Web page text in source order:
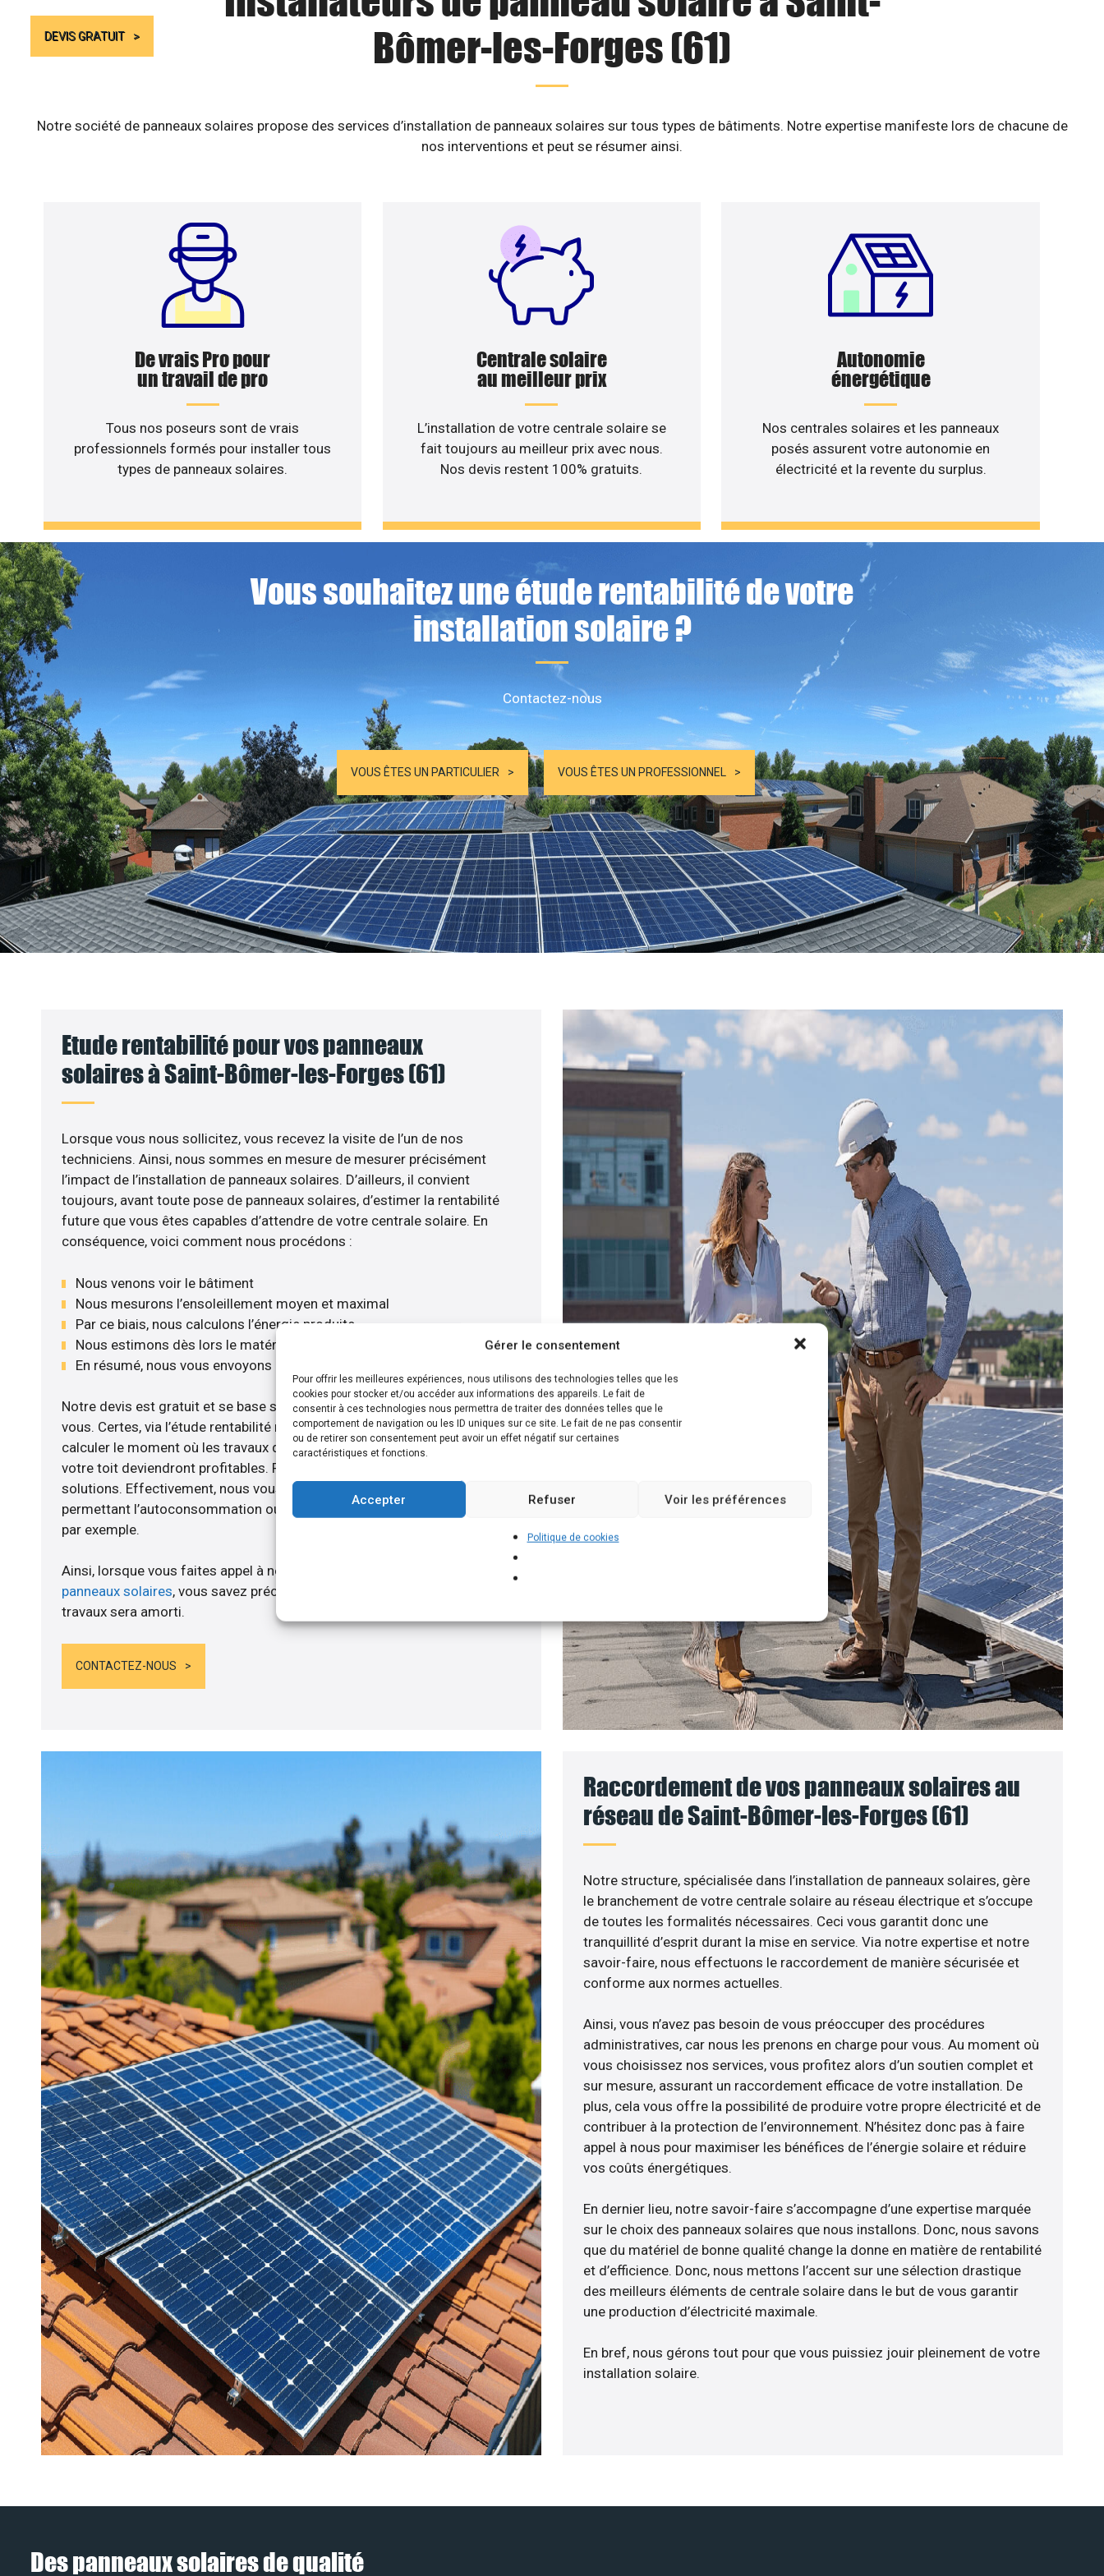
Gérer le consentement
Pour offrir les meilleures expériences, nous utilisons des technologies telles que les
cookies pour stocker et/ou accéder aux informations des appareils. Le fait de
consentir à ces technologies nous permettra de traiter des données telles que le
comportement de navigation ou les ID uniques sur ce site. Le fait de ne pas consentir
ou de retirer son consentement peut avoir un effet négatif sur certaines
caractéristiques et fonctions.
Accepter Refuser Voir les préférences
Politique de cookies
DEVIS GRATUIT
Bômer-les-Forges (61)
Notre société de panneaux solaires propose des services d’installation de panneaux solaires sur tous types de bâtiments. Notre expertise manifeste lors de chacune de
nos interventions et peut se résumer ainsi.
De vrais Pro pour
un travail de pro
Tous nos poseurs sont de vrais
professionnels formés pour installer tous
types de panneaux solaires.
Centrale solaire
au meilleur prix
L’installation de votre centrale solaire se
fait toujours au meilleur prix avec nous.
Nos devis restent 100% gratuits.
Autonomie
énergétique
Nos centrales solaires et les panneaux
posés assurent votre autonomie en
électricité et la revente du surplus.
Vous souhaitez une étude rentabilité de votre
installation solaire ?
Contactez-nous
VOUS ÊTES UN PARTICULIER VOUS ÊTES UN PROFESSIONNEL
Etude rentabilité pour vos panneaux
solaires à Saint-Bômer-les-Forges (61)
Lorsque vous nous sollicitez, vous recevez la visite de l’un de nos
techniciens. Ainsi, nous sommes en mesure de mesurer précisément
l’impact de l’installation de panneaux solaires. D’ailleurs, il convient
toujours, avant toute pose de panneaux solaires, d’estimer la rentabilité
future que vous êtes capables d’attendre de votre centrale solaire. En
conséquence, voici comment nous procédons :
Nous venons voir le bâtiment
Nous mesurons l’ensoleillement moyen et maximal
Par ce biais, nous calculons l’énergie produite
Nous estimons dès lors le matériel le plus adéquat
En résumé, nous vous envoyons notre devis gratuitement
Notre devis est gratuit et se base sur la configuration la plus efficace pour
vous. Certes, via l’étude rentabilité menée, nous sommes capables de
calculer le moment où les travaux d’installation de panneaux solaire sur
votre toit deviendront profitables. Pour cela, nous disposons de plusieurs
solutions. Effectivement, nous vous proposons un branchement
permettant l’autoconsommation ou l’alimentation de batteries solaires,
par exemple.
Ainsi, lorsque vous faites appel à notre structure pour installer vos
panneaux solaires, vous savez précisément au moment où le coût des
travaux sera amorti.
CONTACTEZ-NOUS
Raccordement de vos panneaux solaires au
réseau de Saint-Bômer-les-Forges (61)
Notre structure, spécialisée dans l’installation de panneaux solaires, gère
le branchement de votre centrale solaire au réseau électrique et s’occupe
de toutes les formalités nécessaires. Ceci vous garantit donc une
tranquillité d’esprit durant la mise en service. Via notre expertise et notre
savoir-faire, nous effectuons le raccordement de manière sécurisée et
conforme aux normes actuelles.
Ainsi, vous n’avez pas besoin de vous préoccuper des procédures
administratives, car nous les prenons en charge pour vous. Au moment où
vous choisissez nos services, vous profitez alors d’un soutien complet et
sur mesure, assurant un raccordement efficace de votre installation. De
plus, cela vous offre la possibilité de produire votre propre électricité et de
contribuer à la protection de l’environnement. N’hésitez donc pas à faire
appel à nous pour maximiser les bénéfices de l’énergie solaire et réduire
vos coûts énergétiques.
En dernier lieu, notre savoir-faire s’accompagne d’une expertise marquée
sur le choix des panneaux solaires que nous installons. Donc, nous savons
que du matériel de bonne qualité change la donne en matière de rentabilité
et d’efficience. Donc, nous mettons l’accent sur une sélection drastique
des meilleurs éléments de centrale solaire dans le but de vous garantir
une production d’électricité maximale.
En bref, nous gérons tout pour que vous puissiez jouir pleinement de votre
installation solaire.
Des panneaux solaires de qualité